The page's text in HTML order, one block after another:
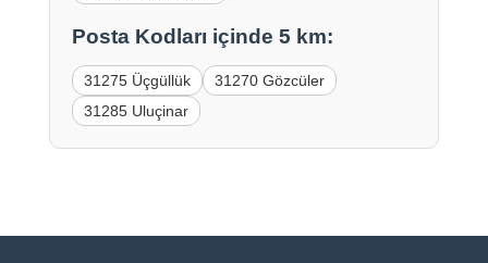
Posta Kodları içinde 5 km:
31275 Üçgüllük
31270 Gözcüler
31285 Uluçinar